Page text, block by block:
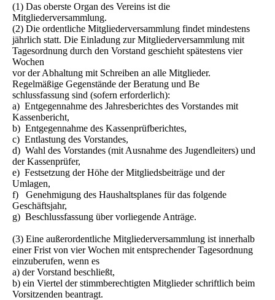
(1) Das oberste Organ des Vereins ist die
Mitgliederversammlung.
(2) Die ordentliche Mitgliederversammlung findet mindestens
jährlich statt. Die Einladung zur Mitgliederversammlung mit
Tagesordnung durch den Vorstand geschieht spätestens vier
Wochen
vor der Abhaltung mit Schreiben an alle Mitglieder.
Regelmäßige Gegenstände der Beratung und Be
schlussfassung sind (sofern erforderlich):
a) Entgegennahme des Jahresberichtes des Vorstandes mit
Kassenbericht,
b) Entgegennahme des Kassenprüfberichtes,
c) Entlastung des Vorstandes,
d) Wahl des Vorstandes (mit Ausnahme des Jugendleiters) und
der Kassenprüfer,
e) Festsetzung der Höhe der Mitgliedsbeiträge und der
Umlagen,
f) Genehmigung des Haushaltsplanes für das folgende
Geschäftsjahr,
g) Beschlussfassung über vorliegende Anträge.
(3) Eine außerordentliche Mitgliederversammlung ist innerhalb
einer Frist von vier Wochen mit entsprechender Tagesordnung
einzuberufen, wenn es
a) der Vorstand beschließt,
b) ein Viertel der stimmberechtigten Mitglieder schriftlich beim
Vorsitzenden beantragt.